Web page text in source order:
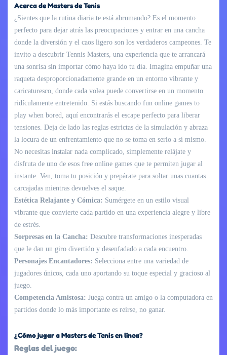
Acerca de Masters de Tenis
¿Sientes que la rutina diaria te está abrumando? Es el momento
perfecto para dejar atrás las preocupaciones y entrar en una cancha
donde la diversión y el caos ligero son los verdaderos campeones. Te
invito a descubrir Tennis Masters, una experiencia que te arrancará
una sonrisa sin importar cómo haya ido tu día. Imagina empuñar una
raqueta desproporcionadamente grande en un entorno vibrante y
caricaturesco, donde cada volea puede convertirse en un momento
ridículamente entretenido. Si estás buscando fun online games to
play when bored, aquí encontrarás el escape perfecto para liberar
tensiones. Deja de lado las reglas estrictas de la simulación y abraza
la locura de un enfrentamiento que no se toma en serio a sí mismo.
No necesitas instalar nada complicado, simplemente relájate y
disfruta de uno de esos free online games que te permiten jugar al
instante. Ven, toma tu posición y prepárate para soltar unas cuantas
carcajadas mientras devuelves el saque.
Estética Relajante y Cómica: Sumérgete en un estilo visual
vibrante que convierte cada partido en una experiencia alegre y libre
de estrés.
Sorpresas en la Cancha: Descubre transformaciones inesperadas
que le dan un giro divertido y desenfadado a cada encuentro.
Personajes Encantadores: Selecciona entre una variedad de
jugadores únicos, cada uno aportando su toque especial y gracioso al
juego.
Competencia Amistosa: Juega contra un amigo o la computadora en
partidos donde lo más importante es reírse, no ganar.
¿Cómo jugar a Masters de Tenis en línea?
Reglas del juego: